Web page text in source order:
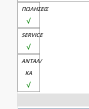
√
√
√